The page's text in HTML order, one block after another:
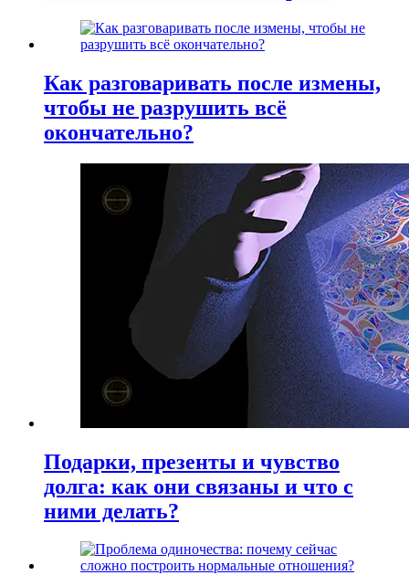
Как разговаривать после измены,
чтобы не разрушить всё
окончательно?
Подарки, презенты и чувство
долга: как они связаны и что с
ними делать?